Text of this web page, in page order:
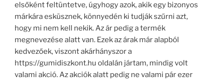
elsőként feltüntetve, úgyhogy azok, akik egy bizonyos
márkára esküsznek, könnyedén ki tudják szűrni azt,
hogy mi nem kell nekik. Az ár pedig a termék
megnevezése alatt van. Ezek az árak már alapból
kedvezőek, viszont akárhányszor a
https://gumidiszkont.hu oldalán jártam, mindig volt
valami akció. Az akciók alatt pedig ne valami pár ezer